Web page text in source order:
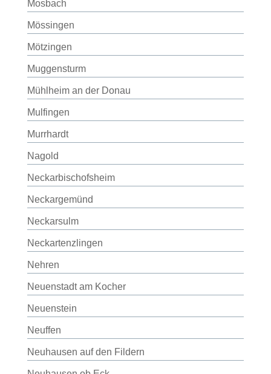
Mosbach
Mössingen
Mötzingen
Muggensturm
Mühlheim an der Donau
Mulfingen
Murrhardt
Nagold
Neckarbischofsheim
Neckargemünd
Neckarsulm
Neckartenzlingen
Nehren
Neuenstadt am Kocher
Neuenstein
Neuffen
Neuhausen auf den Fildern